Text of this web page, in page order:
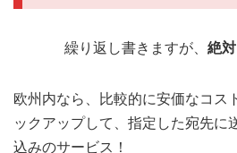
繰り返し書きますが、 絶
欧州内なら、比較的に安価なコス
ックアップして、指定した宛先に
込みのサービス！